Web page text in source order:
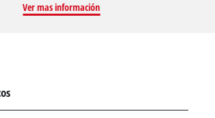
Power X-Change, un taladro inalámbrico
con una batería PXC de 2,5 Ah y un
Ver mas información